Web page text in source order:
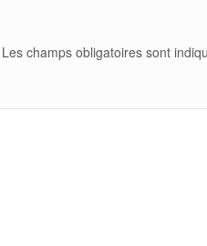
Les champs obligatoires sont